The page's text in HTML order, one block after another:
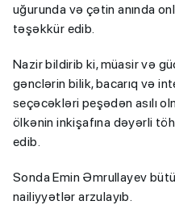
uğurunda və çətin anında
təşəkkür edib.
Nazir bildirib ki, müasir və
gənclərin bilik, bacarıq və
seçəcəkləri peşədən asılı
ölkənin inkişafına dəyərli
edib.
Sonda Emin Əmrullayev
nailiyyətlər arzulayıb.